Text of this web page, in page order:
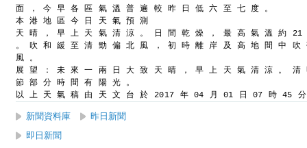
面 ， 今 早 各 區 氣 溫 普 遍 較 昨 日 低 六 至 七 度 。
本 港 地 區 今 日 天 氣 預 測
天 晴 ， 早 上 天 氣 清 涼 。 日 間 乾 燥 ， 最 高 氣 溫 約 21
。 吹 和 緩 至 清 勁 偏 北 風 ， 初 時 離 岸 及 高 地 間 中 吹
風 。
展 望 ： 未 來 一 兩 日 大 致 天 晴 ， 早 上 天 氣 清 涼 。 清
節 部 分 時 間 有 陽 光 。
以 上 天 氣 稿 由 天 文 台 於 2017 年 04 月 01 日 07 時 45
新聞資料庫
昨日新聞
即日新聞